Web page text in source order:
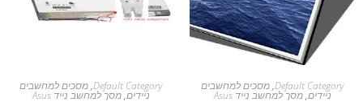
Default Category
,מסכים למחשבים
ניידים,מסך למחשב נייד Asus
Default Category
,מסכים למחשבים
ניידים,מסך למחשב נייד Asus